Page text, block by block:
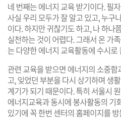
네 번째는 에너지 교육 받기이다. 필
사실 우리 모두가 잘 알고 있고, 누구
이다. 하지만 귀찮기도 하고, 나 하나
실천하는 것이 어렵다. 그래서 온 가
는 다양한 에너지 교육활동에 수시로
관련 교육을 받으면 에너지의 소중
고, 잊었던 부분을 다시 상기하며 생
계기가 되기 때문이다. 특히 서울시
에너지교육과 동시에 봉사활동의 기
있기에 꼭 한번 센터의 홈페이지를